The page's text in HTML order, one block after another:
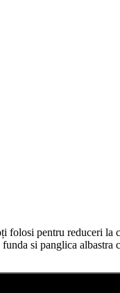
folosi pentru reduceri la
si panglica albastra